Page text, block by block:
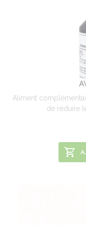
Aliment
de réduire